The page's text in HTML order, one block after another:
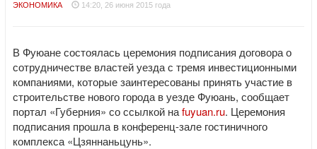
ЭКОНОМИКА 14:20, 26 июня 2015 года
В Фуюане состоялась церемония подписания договора о
сотрудничестве властей уезда с тремя инвестиционными
компаниями, которые заинтересованы принять участие в
строительстве нового города в уезде Фуюань, сообщает
портал «Губерния» со ссылкой наfuyuan.ru. Церемония
подписания прошла в конференц-зале гостиничного
комплекса «Цзяннаньцунь».